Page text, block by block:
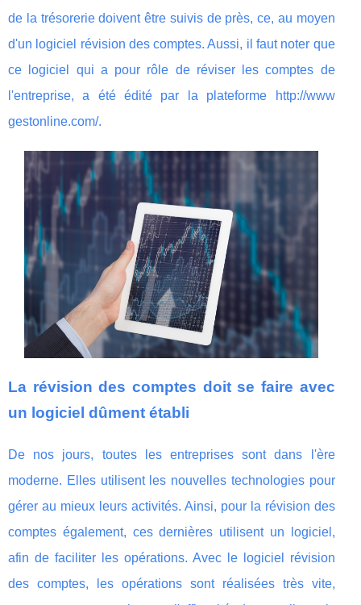
de la trésorerie doivent être suivis de près, ce, au moyen
d'un logiciel révision des comptes. Aussi, il faut noter que
ce logiciel qui a pour rôle de réviser les comptes de
l'entreprise, a été édité par la plateforme http://www
gestonline.com/.
La révision des comptes doit se faire avec
un logiciel dûment établi
De nos jours, toutes les entreprises sont dans l'ère
moderne. Elles utilisent les nouvelles technologies pour
gérer au mieux leurs activités. Ainsi, pour la révision des
comptes également, ces dernières utilisent un logiciel,
afin de faciliter les opérations. Avec le logiciel révision
des comptes, les opérations sont réalisées très vite,